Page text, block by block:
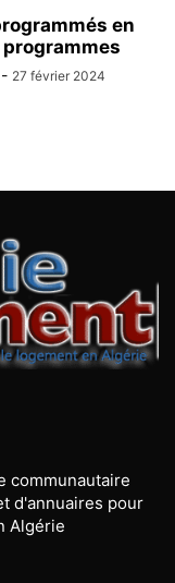
en
- 27 février 2024
communautaire
d'annuaires pour
Algérie